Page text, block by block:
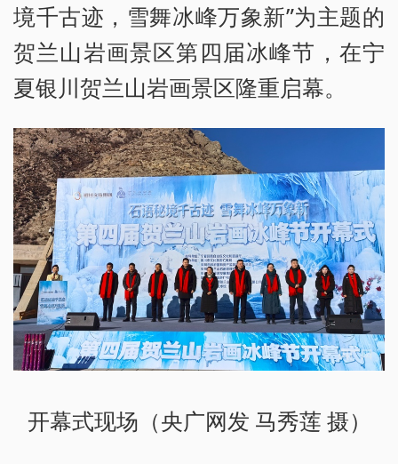
境千古迹，雪舞冰峰万象新”为主题的
贺兰山岩画景区第四届冰峰节，在宁
夏银川贺兰山岩画景区隆重启幕。
开幕式现场（央广网发 马秀莲 摄）